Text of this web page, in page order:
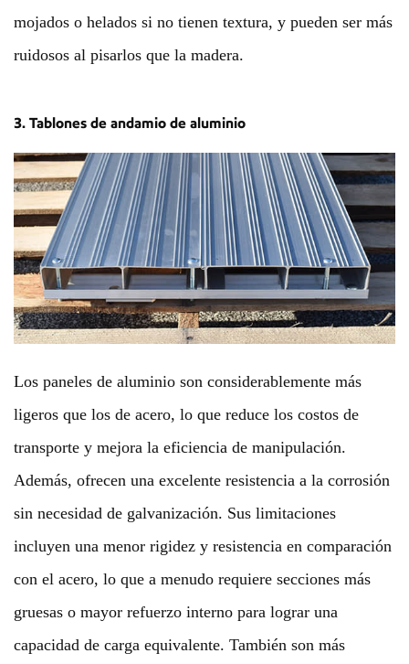
mojados o helados si no tienen textura, y pueden ser más
ruidosos al pisarlos que la madera.
3. Tablones de andamio de aluminio
Los paneles de aluminio son considerablemente más
ligeros que los de acero, lo que reduce los costos de
transporte y mejora la eficiencia de manipulación.
Además, ofrecen una excelente resistencia a la corrosión
sin necesidad de galvanización. Sus limitaciones
incluyen una menor rigidez y resistencia en comparación
con el acero, lo que a menudo requiere secciones más
gruesas o mayor refuerzo interno para lograr una
capacidad de carga equivalente. También son más